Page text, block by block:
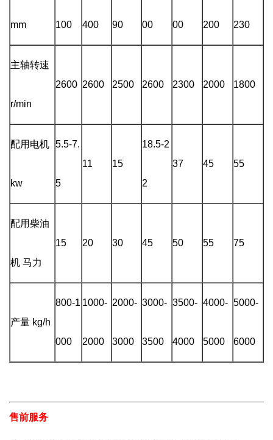
mm 100 400 90 00 00 200 230
主轴转速
r/min
2600 2600 2500 2600 2300 2000 1800
配用电机
kw
5.5-7.
5
11 15
18.5-2
2
37 45 55
配用柴油
机 马力
15 20 30 45 50 55 75
产量 kg/h
800-1
000
1000-
2000
2000-
3000
3000-
3500
3500-
4000
4000-
5000
5000-
6000
售前服务